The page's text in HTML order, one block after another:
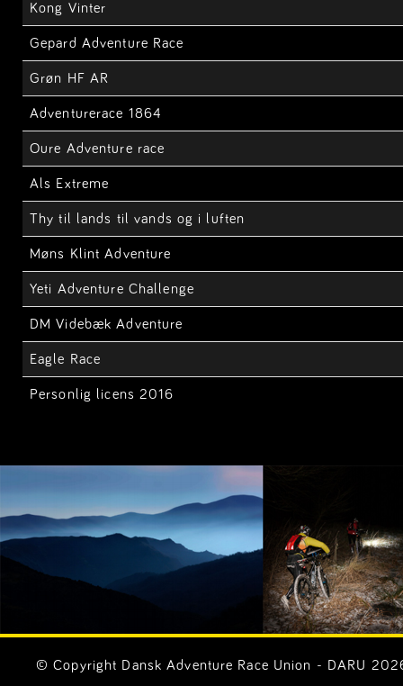
Kong Vinter
Gepard Adventure Race
Grøn HF AR
Adventurerace 1864
Oure Adventure race
Als Extreme
Thy til lands til vands og i luften
Møns Klint Adventure
Yeti Adventure Challenge
DM Videbæk Adventure
Eagle Race
Personlig licens 2016
© Copyright Dansk Adventure Race Union - DARU